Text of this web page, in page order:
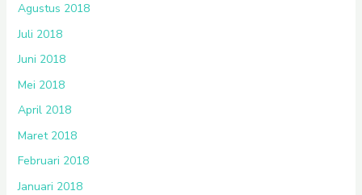
Agustus 2018
Juli 2018
Juni 2018
Mei 2018
April 2018
Maret 2018
Februari 2018
Januari 2018